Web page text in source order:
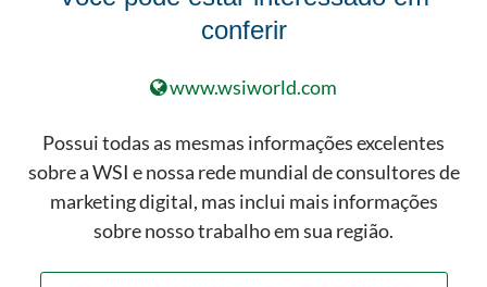
Obtenha Mais Leads e
Vendas
conferir
www.wsiworld.com
Possui todas as mesmas informações excelentes
sobre a WSI e nossa rede mundial de consultores de
marketing digital, mas inclui mais informações
sobre nosso trabalho em sua região.